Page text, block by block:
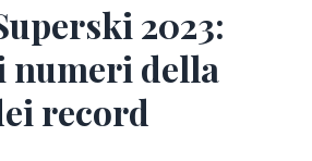
2023:
numeri della
record